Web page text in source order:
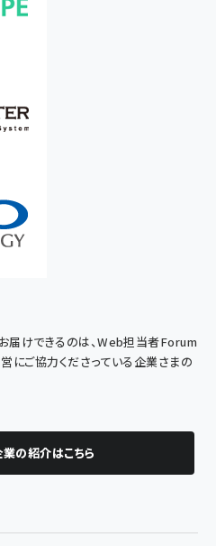
届けできるのは、Web担当者Forum
にご協力くださっている企業さまの
の紹介はこちら